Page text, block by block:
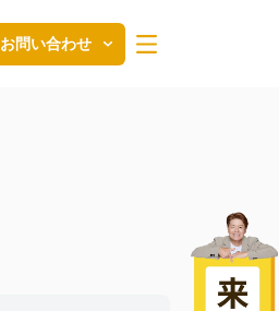
お問い合わせ